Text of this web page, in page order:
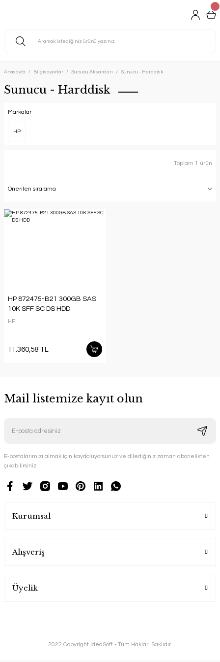
Anasayfa Bilgisayarlar Sunucu Aksamları Sunucu - Harddisk
Sunucu - Harddisk
Markalar
HP
Toplam 1 ürün
HP 872475-B21 300GB SAS
10K SFF SC DS HDD
HP
11.360,58 TL
Mail listemize kayıt olun
E-postalarımızı almak için kaydoluyorsunuz ve dilediğiniz zaman abonelikten
çıkabilirsiniz.
Kurumsal
Alışveriş
Üyelik
2022 Copyright IdeaSoft - Tüm Hakları Saklıdır.